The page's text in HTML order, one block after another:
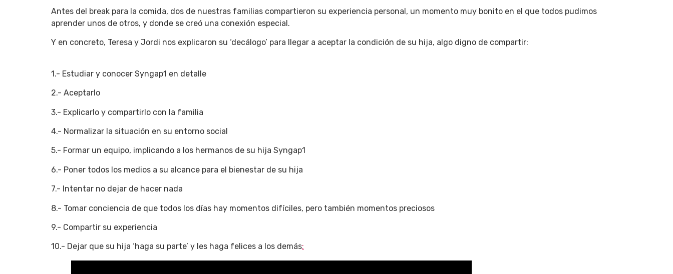
Antes del break para la comida, dos de nuestras familias compartieron su experiencia personal, un momento muy bonito en el que todos pudimos
aprender unos de otros, y donde se creó una conexión especial.
Y en concreto, Teresa y Jordi nos explicaron su ‘decálogo’ para llegar a aceptar la condición de su hija, algo digno de compartir:
1.- Estudiar y conocer Syngap1 en detalle
2.- Aceptarlo
3.- Explicarlo y compartirlo con la familia
4.- Normalizar la situación en su entorno social
5.- Formar un equipo, implicando a los hermanos de su hija Syngap1
6.- Poner todos los medios a su alcance para el bienestar de su hija
7.- Intentar no dejar de hacer nada
8.- Tomar conciencia de que todos los días hay momentos difíciles, pero también momentos preciosos
9.- Compartir su experiencia
10.- Dejar que su hija ‘haga su parte’ y les haga felices a los demás: